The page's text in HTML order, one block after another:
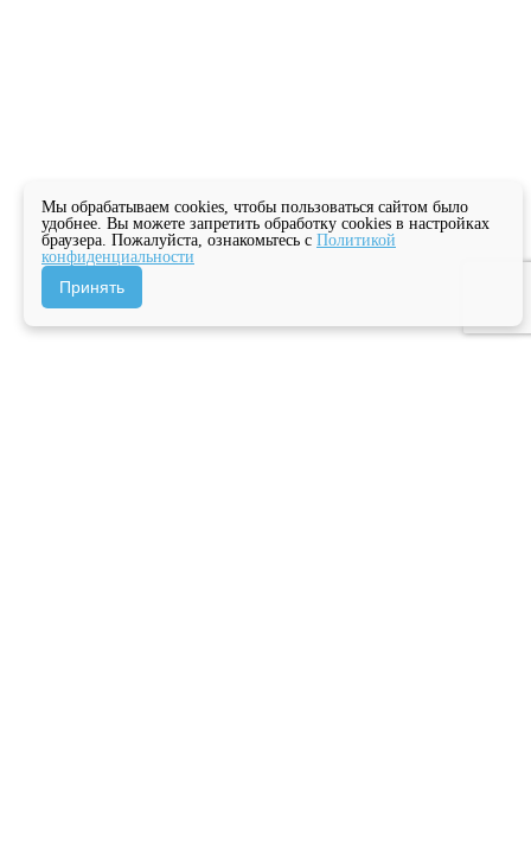
Мы обрабатываем cookies, чтобы пользоваться сайтом было
удобнее. Вы можете запретить обработку cookies в настройках
браузера. Пожалуйста, ознакомьтесь с Политикой
конфиденциальности
Принять